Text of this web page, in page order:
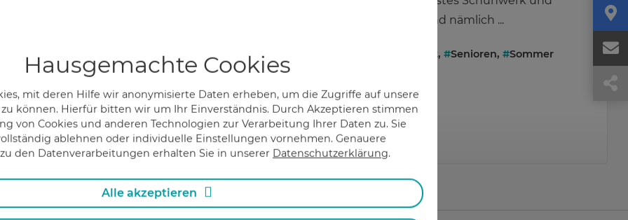
Hausgemachte Cookies
mit deren Hilfe wir anonymisierte Daten erheben, um die Zugriffe auf unsere
können. Hierfür bitten wir um Ihr Einverständnis. Durch Akzeptieren stimmen
von Cookies und anderen Technologien zur Verarbeitung Ihrer Daten zu. Sie
ablehnen oder individuelle Einstellungen vornehmen. Genauere
den Datenverarbeitungen erhalten Sie in unserer Datenschutzerklärung.
Alle akzeptieren
Diabetes,# Diabetiker
Mehr erfahren
dickere Socken sind nämlich ...
Haut,#Senioren,#Sommer
Mehr erfahren